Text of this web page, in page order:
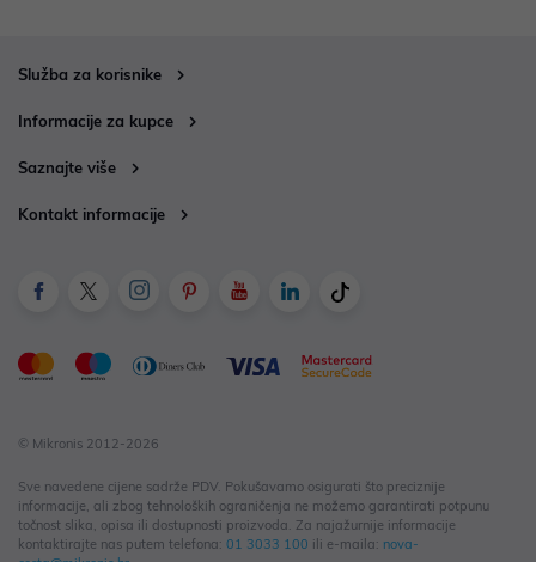
Služba za korisnike
Informacije za kupce
Saznajte više
Kontakt informacije
© Mikronis 2012-2026
Sve navedene cijene sadrže PDV. Pokušavamo osigurati što preciznije
informacije, ali zbog tehnoloških ograničenja ne možemo garantirati potpunu
točnost slika, opisa ili dostupnosti proizvoda. Za najažurnije informacije
kontaktirajte nas putem telefona: 01 3033 100 ili e-maila: nova-